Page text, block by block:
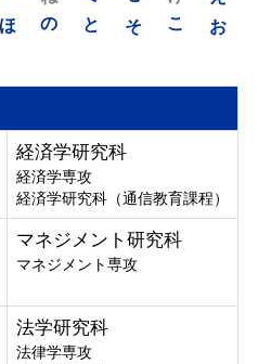
お
こ
そ
と
の
ほ
経済学研究科
経済学専攻
経済学研究科（通信教育課程）
マネジメント研究科
マネジメント専攻
法学研究科
法律学専攻